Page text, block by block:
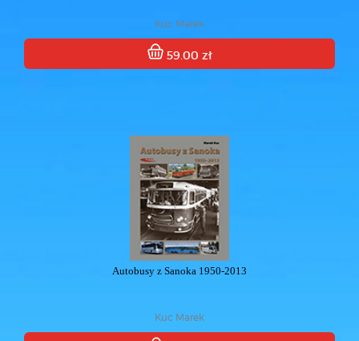
Kuc Marek
59.00 zł
Autobusy z Sanoka 1950-2013
Kuc Marek